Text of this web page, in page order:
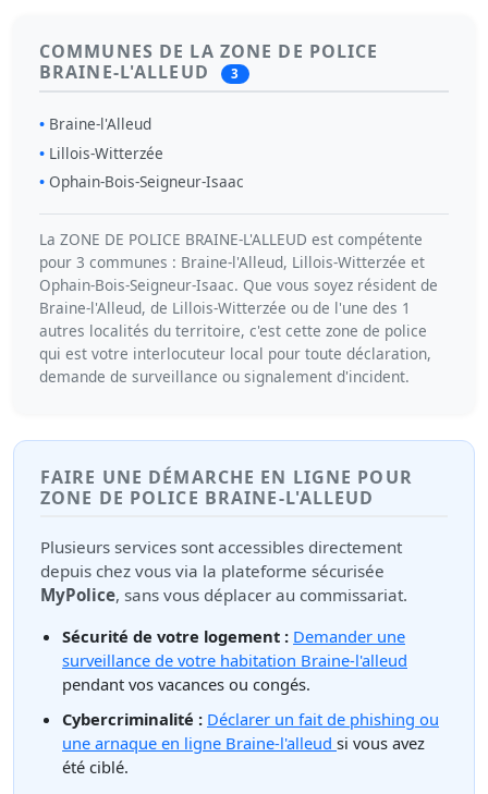
COMMUNES DE LA ZONE DE POLICE
BRAINE-L'ALLEUD
3
Braine-l'Alleud
Lillois-Witterzée
Ophain-Bois-Seigneur-Isaac
La ZONE DE POLICE BRAINE-L'ALLEUD est compétente
pour 3 communes : Braine-l'Alleud, Lillois-Witterzée et
Ophain-Bois-Seigneur-Isaac. Que vous soyez résident de
Braine-l'Alleud, de Lillois-Witterzée ou de l'une des 1
autres localités du territoire, c'est cette zone de police
qui est votre interlocuteur local pour toute déclaration,
demande de surveillance ou signalement d'incident.
FAIRE UNE DÉMARCHE EN LIGNE POUR
ZONE DE POLICE BRAINE-L'ALLEUD
Plusieurs services sont accessibles directement
depuis chez vous via la plateforme sécurisée
MyPolice, sans vous déplacer au commissariat.
Sécurité de votre logement : Demander une
surveillance de votre habitation Braine-l'alleud
pendant vos vacances ou congés.
Cybercriminalité : Déclarer un fait de phishing ou
une arnaque en ligne Braine-l'alleud si vous avez
été ciblé.